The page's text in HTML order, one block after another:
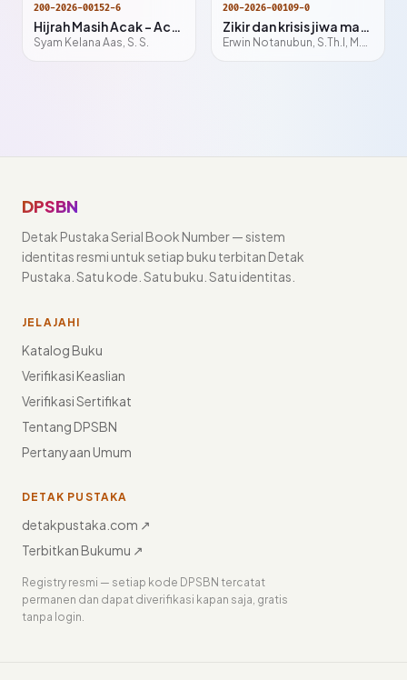
200-2026-00152-6
Hijrah Masih Acak - Acakan
Syam Kelana Aas, S. S.
200-2026-00109-0
Zikir dan krisis jiwa manusia modern
Erwin Notanubun, S.Th.I, M.Hum
DPSBN
Detak Pustaka Serial Book Number — sistem
identitas resmi untuk setiap buku terbitan Detak
Pustaka. Satu kode. Satu buku. Satu identitas.
JELAJAHI
Katalog Buku
Verifikasi Keaslian
Verifikasi Sertifikat
Tentang DPSBN
Pertanyaan Umum
DETAK PUSTAKA
detakpustaka.com ↗
Terbitkan Bukumu ↗
Registry resmi — setiap kode DPSBN tercatat
permanen dan dapat diverifikasi kapan saja, gratis
tanpa login.